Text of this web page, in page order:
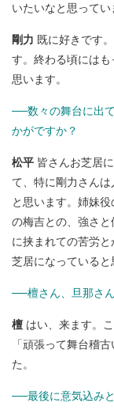
いたいなと思ってい
剛力 既に好きです
す。終わる頃には
思います。
──数々の舞台に出
かがですか？
松平 皆さんお芝居
て、特に剛力さん
と思います。姉妹
の梅吉との、強さ
に挟まれての苦労
芝居になっていると
──檀さん、旦那さ
檀 はい、来ます。
「頑張って舞台稽
た。
──最後に意気込み